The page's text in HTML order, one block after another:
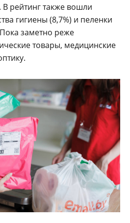
рейтинг также вошли
гигиены (8,7%) и пеленки
заметно реже
товары, медицинские